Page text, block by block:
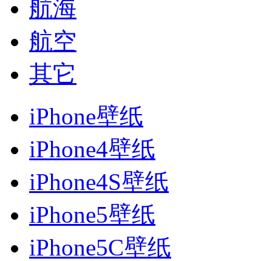
航海
航空
其它
iPhone壁纸
iPhone4壁纸
iPhone4S壁纸
iPhone5壁纸
iPhone5C壁纸